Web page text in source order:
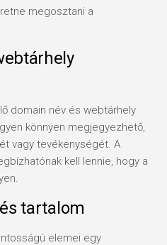
megosztani a
domain név és webtárhely
könnyen megjegyezhető,
vagy tevékenységét. A
kell lennie, hogy a
tartalom
elemei egy